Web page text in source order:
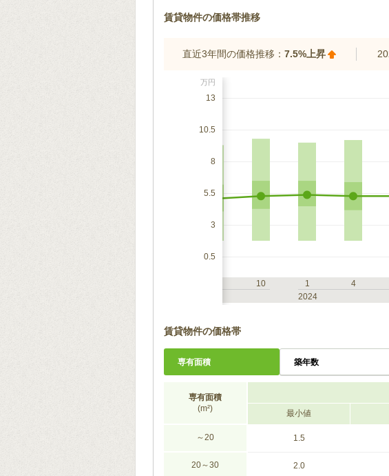
賃貸物件の価格帯推移
直近3年間の価格推移： 7.5%上昇
万円
13
10.5
8
5.5
3
0.5
10
1 4
2024
賃貸物件の価格帯
専有面積 築年数
専有面積
(m²)
最小値
～20 1.5
20～30 2.0